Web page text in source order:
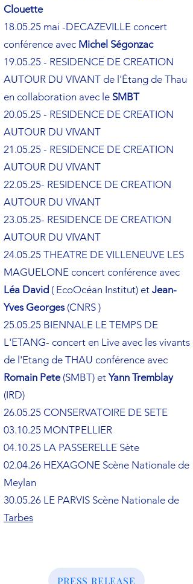
Clouette
18.05.25 mai -DECAZEVILLE concert
conférence avec Michel Ségonzac
19.05.25 - RESIDENCE DE CREATION
AUTOUR DU VIVANT de l'Étang de Thau
en collaboration avec le SMBT
20.05.25 - RESIDENCE DE CREATION
AUTOUR DU VIVANT
21.05.25 - RESIDENCE DE CREATION
AUTOUR DU VIVANT
22.05.25- RESIDENCE DE CREATION
AUTOUR DU VIVANT
23.05.25- RESIDENCE DE CREATION
AUTOUR DU VIVANT
24.05.25 THEATRE DE VILLENEUVE LES
MAGUELONE concert conférence avec
Léa David ( EcoOcéan Institut) et Jean-
Yves Georges(CNRS )
25.05.25 BIENNALE LE TEMPS DE
L'ETANG- concert en Live avec les vivants
de l'Etang de THAU conférence avec
Romain Pete(SMBT) etYann Tremblay
(IRD)
26.05.25 CONSERVATOIRE DE SETE
03.10.25 MONTPELLIER
04.10.25 LA PASSERELLE Sète
02.04.26 HEXAGONE Scène Nationale de
Meylan
30.05.26 LE PARVIS Scène Nationale de
Tarbes
PRESS RELEASE